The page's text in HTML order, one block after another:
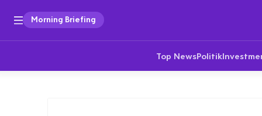
Morning Briefing
Top NewsPolitik